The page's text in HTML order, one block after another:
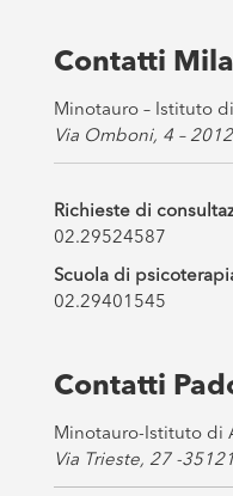
s
*
Contatti
Minotauro – Istituto
Via Omboni, 4 –
Richieste di
02.29524587
Scuola di
02.29401545
Contatti
Minotauro-Istituto di
Via Trieste, 27 -35121